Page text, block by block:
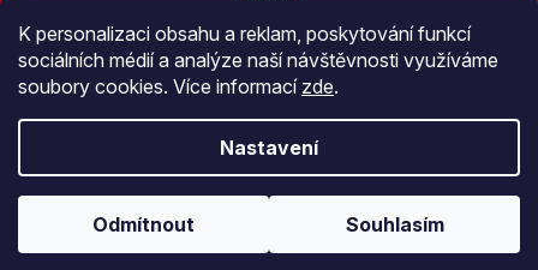
K personalizaci obsahu a reklam, poskytování funkcí
sociálních médií a analýze naší návštěvnosti využíváme
soubory cookies. Více informací zde.
Nastavení
Odmítnout Souhlasím
Bezpečná platba
Vytvořil Shoptet
Copyright 2026JuBo Jeseník s.r.o.
. Všechna práva vyhrazena.
Upravit nastavení cookies